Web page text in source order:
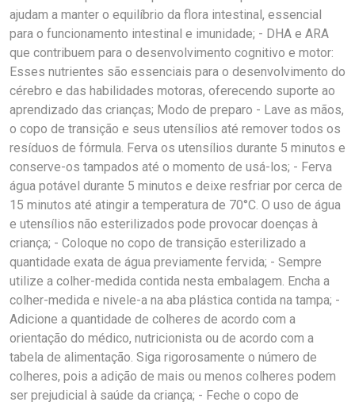
ajudam a manter o equilíbrio da flora intestinal, essencial
para o funcionamento intestinal e imunidade; - DHA e ARA
que contribuem para o desenvolvimento cognitivo e motor:
Esses nutrientes são essenciais para o desenvolvimento do
cérebro e das habilidades motoras, oferecendo suporte ao
aprendizado das crianças; Modo de preparo - Lave as mãos,
o copo de transição e seus utensílios até remover todos os
resíduos de fórmula. Ferva os utensílios durante 5 minutos e
conserve-os tampados até o momento de usá-los; - Ferva
água potável durante 5 minutos e deixe resfriar por cerca de
15 minutos até atingir a temperatura de 70°C. O uso de água
e utensílios não esterilizados pode provocar doenças à
criança; - Coloque no copo de transição esterilizado a
quantidade exata de água previamente fervida; - Sempre
utilize a colher-medida contida nesta embalagem. Encha a
colher-medida e nivele-a na aba plástica contida na tampa; -
Adicione a quantidade de colheres de acordo com a
orientação do médico, nutricionista ou de acordo com a
tabela de alimentação. Siga rigorosamente o número de
colheres, pois a adição de mais ou menos colheres podem
ser prejudicial à saúde da criança; - Feche o copo de